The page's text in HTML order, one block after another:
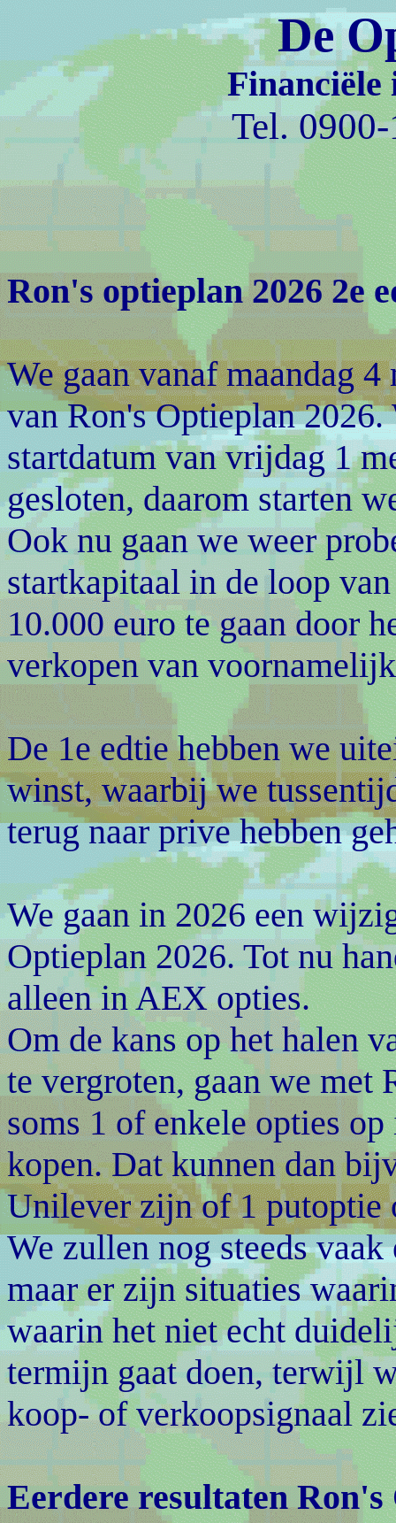
De
Tel.
Ron's optieplan 2026 2e
We gaan vanaf maandag
van Ron's Optieplan 2026.
startdatum van vrijdag 1
gesloten, daarom starten
Ook nu gaan we weer
startkapitaal in de loop
10.000 euro te gaan door
verkopen van
De 1e edtie hebben we
winst, waarbij we
terug naar prive hebben
We gaan in 2026 een
Optieplan 2026. Tot nu
alleen in AEX opties.
Om de kans op het halen
te vergroten, gaan we met
soms 1 of enkele opties
kopen. Dat kunnen dan
Unilever zijn of 1 putoptie
We zullen nog steeds
maar er zijn situaties
waarin het niet echt
termijn gaat doen, terwijl
koop- of verkoopsignaal
Eerdere resultaten